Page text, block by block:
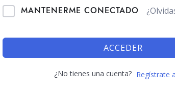
MANTENERME CONECTADO
ACCEDER
¿No tienes una cuenta? Regístrate